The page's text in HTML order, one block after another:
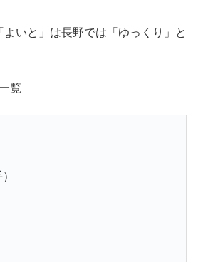
いと」は長野では「ゆっくり」と
覧